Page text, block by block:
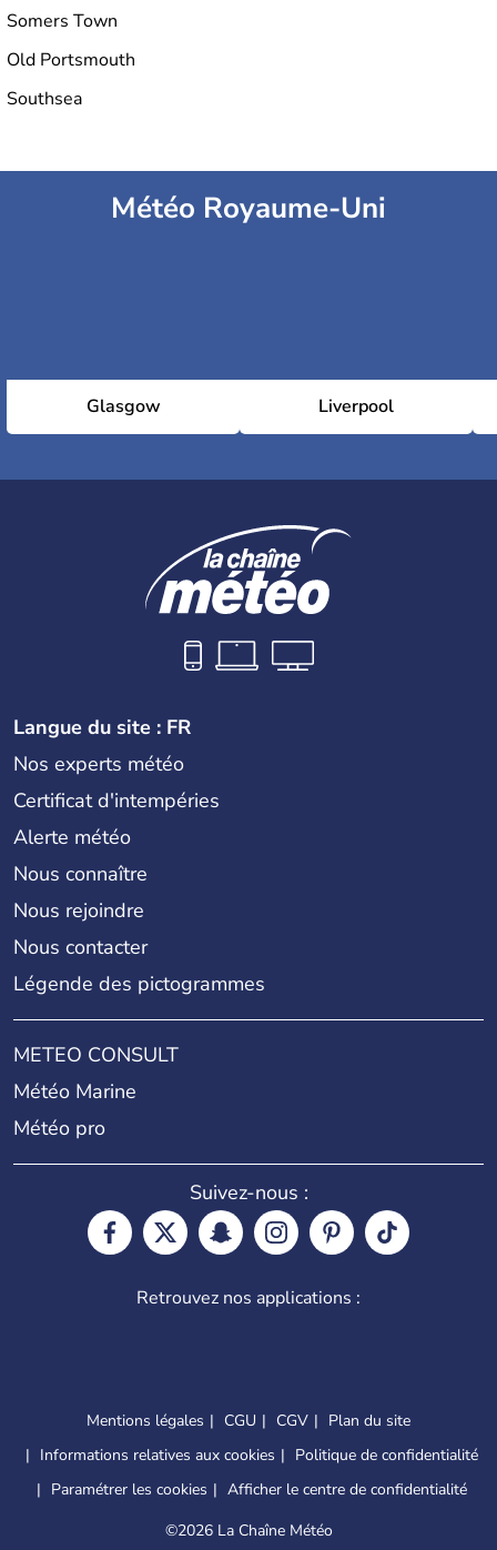
Somers Town
Old Portsmouth
Southsea
Météo Royaume-Uni
Glasgow Liverpool
Langue du site : FR
Nos experts météo
Certificat d'intempéries
Alerte météo
Nous connaître
Nous rejoindre
Nous contacter
Légende des pictogrammes
METEO CONSULT
Météo Marine
Météo pro
Suivez-nous :
Retrouvez nos applications :
Mentions légales CGU CGV
Plan du site
Informations relatives aux cookies
Politique de confidentialité
Paramétrer les cookies
Afficher le centre de confidentialité
©2026 La Chaîne Météo